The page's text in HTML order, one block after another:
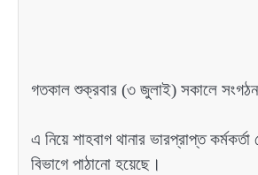
গতকাল শুক্রবার (৩ জুলাই) সকালে
এ নিয়ে শাহবাগ থানার ভারপ্রাপ্ত
বিভাগে পাঠানো হয়েছে।